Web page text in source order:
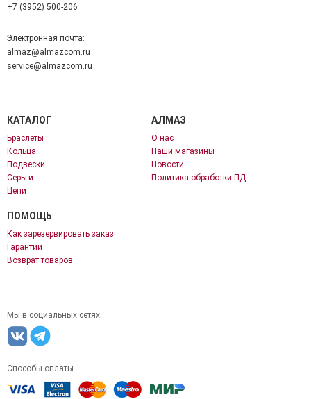
+7 (3952) 500-206
Электронная почта:
almaz@almazcom.ru
service@almazcom.ru
КАТАЛОГ
Браслеты
Кольца
Подвески
Серьги
Цепи
АЛМАЗ
О нас
Наши магазины
Новости
Политика обработки ПД
ПОМОЩЬ
Как зарезервировать заказ
Гарантии
Возврат товаров
Мы в социальных сетях:
Способы оплаты